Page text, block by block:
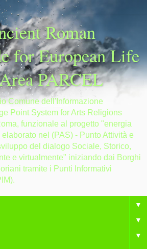
Roman
for European Life
PARCEL
Comune dell'Informazione
Point System for Arts Religions
funzionale al progetto "energia
nel (PAS) - Punto Attività e
del dialogo Sociale, Storico,
e virtualmente" iniziando dai Borghi
tramite i Punti Informativi
▼
▼
▼